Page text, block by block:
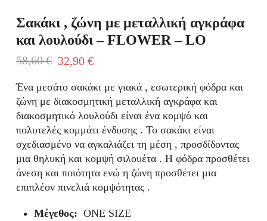
Σακάκι , ζώνη με μεταλλική αγκράφα
και λουλούδι – FLOWER – LO
58,60€
Original
was:
58,60 €.
32,90 €
Η
τιμή
είναι:
32,90 €.
Ένα μεσάτο σακάκι με γιακά , εσωτερική φόδρα και
ζώνη με διακοσμητική μεταλλική αγκράφα και
διακοσμητικό λουλούδι είναι ένα κομψό και
πολυτελές κομμάτι ένδυσης . Το σακάκι είναι
σχεδιασμένο να αγκαλιάζει τη μέση , προσδίδοντας
μια θηλυκή και κομψή σιλουέτα . Η φόδρα προσθέτει
άνεση και ποιότητα ενώ η ζώνη προσθέτει μια
επιπλέον πινελιά κομψότητας .
Μέγεθος: ONE SIZE